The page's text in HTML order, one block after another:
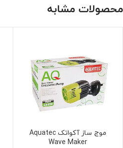
محصولات مشابه
انتخاب گزینه ها
موج ساز آکواتک Aquatec
Wave Maker